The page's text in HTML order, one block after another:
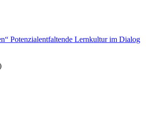
Potenzialentfaltende Lernkultur im Dialog